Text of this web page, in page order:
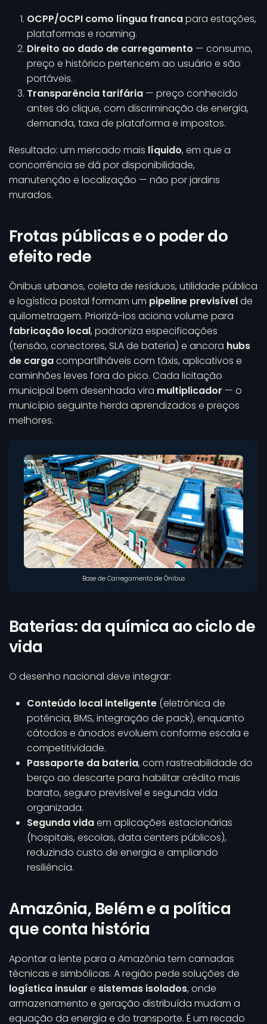
OCPP/OCPI como língua francapara estações,
plataformas e roaming.
Direito ao dado de carregamento — consumo,
preço e histórico pertencem ao usuário e são
portáveis.
Transparência tarifária — preço conhecido
antes do clique, com discriminação de energia,
demanda, taxa de plataforma e impostos.
Resultado: um mercado mais líquido, em que a
concorrência se dá por disponibilidade,
manutenção e localização — não por jardins
murados.
Frotas públicas e o poder do
efeito rede
Ônibus urbanos, coleta de resíduos, utilidade pública
e logística postal formam um pipeline previsívelde
quilometragem. Priorizá-los aciona volume para
fabricação local, padroniza especificações
(tensão, conectores, SLA de bateria) e ancora hubs
de cargacompartilháveis com táxis, aplicativos e
caminhões leves fora do pico. Cada licitação
municipal bem desenhada vira multiplicador — o
município seguinte herda aprendizados e preços
melhores.
Base de Carregamento de Ônibus
Baterias: da química ao ciclo de
vida
O desenho nacional deve integrar:
Conteúdo local inteligente (eletrônica de
potência, BMS, integração de pack), enquanto
cátodos e ânodos evoluem conforme escala e
competitividade.
Passaporte da bateria, com rastreabilidade do
berço ao descarte para habilitar crédito mais
barato, seguro previsível e segunda vida
organizada.
Segunda vidaem aplicações estacionárias
(hospitais, escolas, data centers públicos),
reduzindo custo de energia e ampliando
resiliência.
Amazônia, Belém e a política
que conta história
Apontar a lente para a Amazônia tem camadas
técnicas e simbólicas. A região pede soluções de
logística insular e sistemas isolados, onde
armazenamento e geração distribuída mudam a
equação da energia e do transporte. É um recado